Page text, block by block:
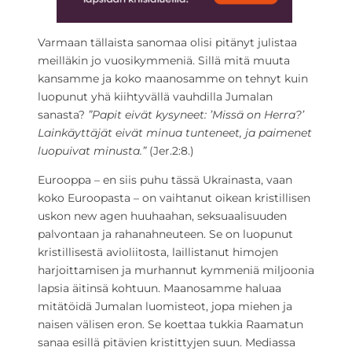
Varmaan tällaista sanomaa olisi pitänyt julistaa
meilläkin jo vuosikymmeniä. Sillä mitä muuta
kansamme ja koko maanosamme on tehnyt kuin
luopunut yhä kiihtyvällä vauhdilla Jumalan
sanasta? ”Papit eivät kysyneet: ’Missä on Herra?’
Lainkäyttäjät eivät minua tunteneet, ja paimenet
luopuivat minusta.” (Jer.2:8.)
Eurooppa – en siis puhu tässä Ukrainasta, vaan
koko Euroopasta – on vaihtanut oikean kristillisen
uskon new agen huuhaahan, seksuaalisuuden
palvontaan ja rahanahneuteen. Se on luopunut
kristillisestä avioliitosta, laillistanut himojen
harjoittamisen ja murhannut kymmeniä miljoonia
lapsia äitinsä kohtuun. Maanosamme haluaa
mitätöidä Jumalan luomisteot, jopa miehen ja
naisen välisen eron. Se koettaa tukkia Raamatun
sanaa esillä pitävien kristittyjen suun. Mediassa